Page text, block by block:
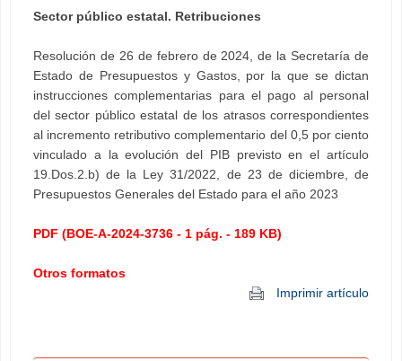
Sector público estatal. Retribuciones
Resolución de 26 de febrero de 2024, de la Secretaría de
Estado de Presupuestos y Gastos, por la que se dictan
instrucciones complementarias para el pago al personal
del sector público estatal de los atrasos correspondientes
al incremento retributivo complementario del 0,5 por ciento
vinculado a la evolución del PIB previsto en el artículo
19.Dos.2.b) de la Ley 31/2022, de 23 de diciembre, de
Presupuestos Generales del Estado para el año 2023
PDF (BOE-A-2024-3736 - 1 pág. - 189 KB)
Otros formatos
Imprimir artículo